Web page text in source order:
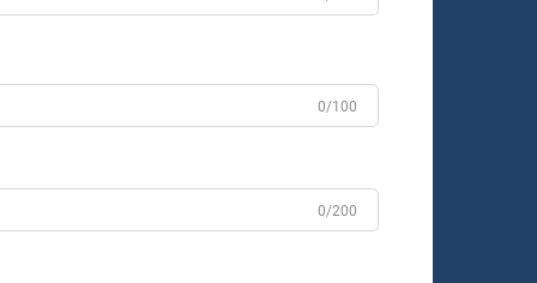
0/100
0/200